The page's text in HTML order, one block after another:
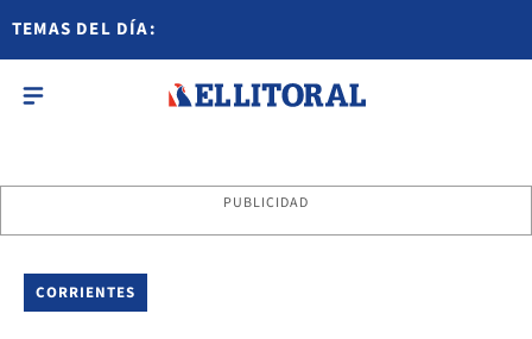
TEMAS DEL DÍA:
PUBLICIDAD
CORRIENTES